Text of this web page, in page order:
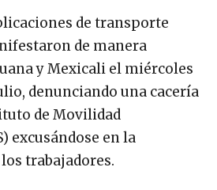
de transporte
de manera
y Mexicali el miércoles
denunciando una cacería
de Movilidad
excusándose en la
trabajadores.